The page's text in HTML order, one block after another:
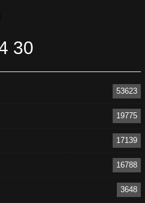
30
53623
19775
17139
16788
3648